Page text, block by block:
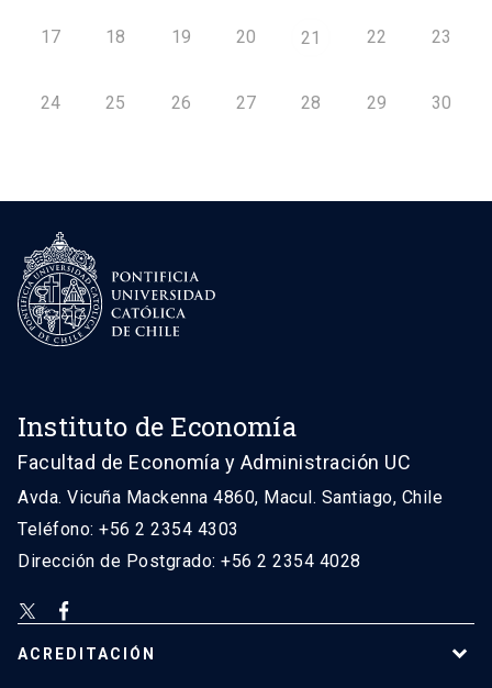
17 18 19 20 21 22 23
24 25 26 27 28 29 30
Instituto de Economía
Facultad de Economía y Administración UC
Avda. Vicuña Mackenna 4860, Macul. Santiago, Chile
Teléfono: +56 2 2354 4303
Dirección de Postgrado: +56 2 2354 4028
ACREDITACIÓN